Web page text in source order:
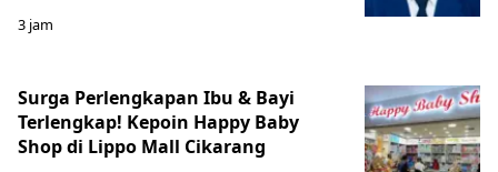
3 jam
Surga Perlengkapan Ibu & Bayi
Terlengkap! Kepoin Happy Baby
Shop di Lippo Mall Cikarang